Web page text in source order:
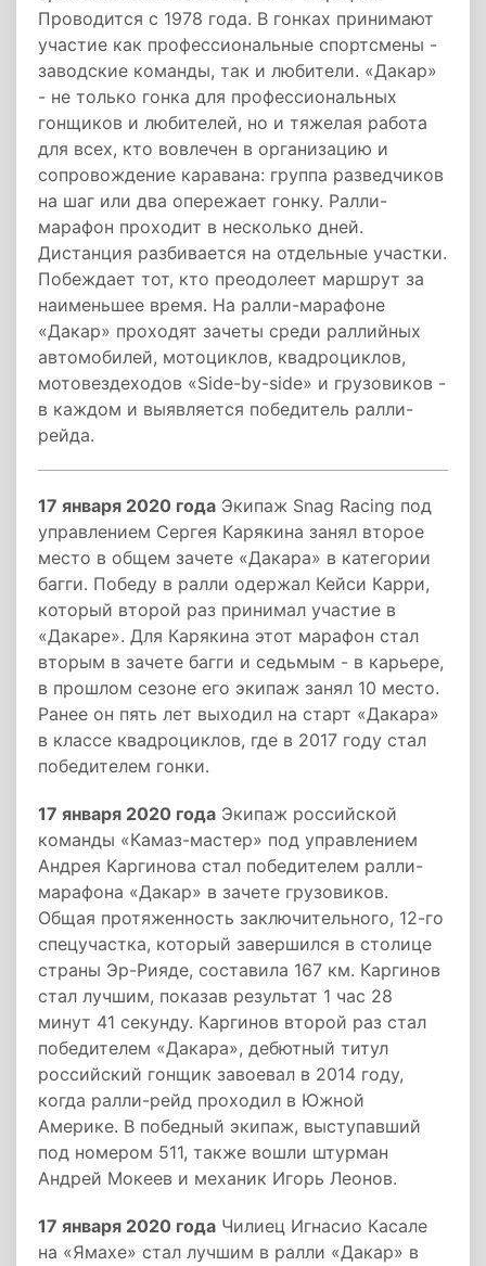
Проводится с 1978 года. В гонках принимают
участие как профессиональные спортсмены -
заводские команды, так и любители. «Дакар»
- не только гонка для профессиональных
гонщиков и любителей, но и тяжелая работа
для всех, кто вовлечен в организацию и
сопровождение каравана: группа разведчиков
на шаг или два опережает гонку. Ралли-
марафон проходит в несколько дней.
Дистанция разбивается на отдельные участки.
Побеждает тот, кто преодолеет маршрут за
наименьшее время. На ралли-марафоне
«Дакар» проходят зачеты среди раллийных
автомобилей, мотоциклов, квадроциклов,
мотовездеходов «Side-by-side» и грузовиков -
в каждом и выявляется победитель ралли-
рейда.
17 января 2020 года Экипаж Snag Racing под
управлением Сергея Карякина занял второе
место в общем зачете «Дакара» в категории
багги. Победу в ралли одержал Кейси Карри,
который второй раз принимал участие в
«Дакаре». Для Карякина этот марафон стал
вторым в зачете багги и седьмым - в карьере,
в прошлом сезоне его экипаж занял 10 место.
Ранее он пять лет выходил на старт «Дакара»
в классе квадроциклов, где в 2017 году стал
победителем гонки.
17 января 2020 года Экипаж российской
команды «Камаз-мастер» под управлением
Андрея Каргинова стал победителем ралли-
марафона «Дакар» в зачете грузовиков.
Общая протяженность заключительного, 12-го
спецучастка, который завершился в столице
страны Эр-Рияде, составила 167 км. Каргинов
стал лучшим, показав результат 1 час 28
минут 41 секунду. Каргинов второй раз стал
победителем «Дакара», дебютный титул
российский гонщик завоевал в 2014 году,
когда ралли-рейд проходил в Южной
Америке. В победный экипаж, выступавший
под номером 511, также вошли штурман
Андрей Мокеев и механик Игорь Леонов.
17 января 2020 года Чилиец Игнасио Касале
на «Ямахе» стал лучшим в ралли «Дакар» в